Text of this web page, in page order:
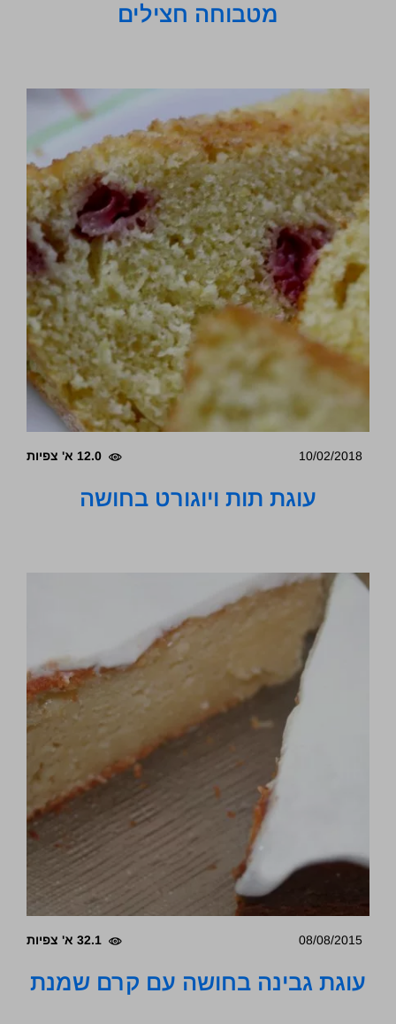
מטבוחה חצילים
10/02/2018 12.0 א' צפיות
עוגת תות ויוגורט בחושה
08/08/2015 32.1 א' צפיות
עוגת גבינה בחושה עם קרם שמנת